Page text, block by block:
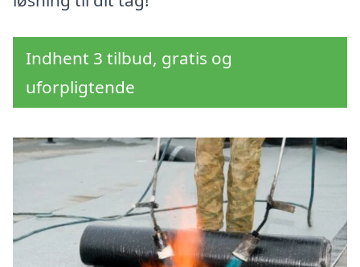
Indhent 3 tilbud, gratis og
uforpligtende